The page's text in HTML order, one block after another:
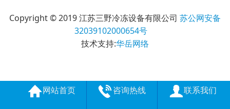
网站首页 咨询热线 联系我们
Copyright © 2019 江苏三野冷冻设备有限公司 苏公网安备
32039102000654号
技术支持:华岳网络